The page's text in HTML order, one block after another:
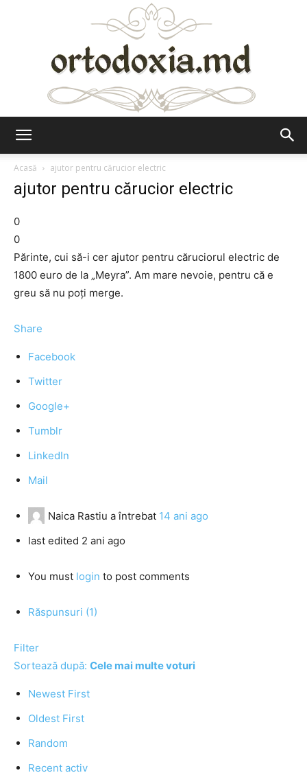
Acasă
ajutor pentru cărucior electric
ajutor pentru cărucior electric
0
0
Părinte, cui să-i cer ajutor pentru căruciorul electric de
1800 euro de la „Meyra”. Am mare nevoie, pentru că e
greu să nu poţi merge.
Share
Facebook
Twitter
Google+
Tumblr
LinkedIn
Mail
Naica Rastiu a întrebat 14 ani ago
last edited 2 ani ago
You must login to post comments
Răspunsuri (1)
Filter
Sortează după: Cele mai multe voturi
Newest First
Oldest First
Random
Recent activ